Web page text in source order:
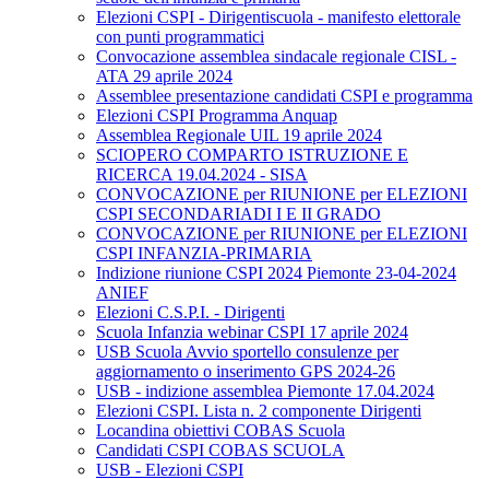
Elezioni CSPI - Dirigentiscuola - manifesto elettorale
con punti programmatici
Convocazione assemblea sindacale regionale CISL -
ATA 29 aprile 2024
Assemblee presentazione candidati CSPI e programma
Elezioni CSPI Programma Anquap
Assemblea Regionale UIL 19 aprile 2024
SCIOPERO COMPARTO ISTRUZIONE E
RICERCA 19.04.2024 - SISA
CONVOCAZIONE per RIUNIONE per ELEZIONI
CSPI SECONDARIADI I E II GRADO
CONVOCAZIONE per RIUNIONE per ELEZIONI
CSPI INFANZIA-PRIMARIA
Indizione riunione CSPI 2024 Piemonte 23-04-2024
ANIEF
Elezioni C.S.P.I. - Dirigenti
Scuola Infanzia webinar CSPI 17 aprile 2024
USB Scuola Avvio sportello consulenze per
aggiornamento o inserimento GPS 2024-26
USB - indizione assemblea Piemonte 17.04.2024
Elezioni CSPI. Lista n. 2 componente Dirigenti
Locandina obiettivi COBAS Scuola
Candidati CSPI COBAS SCUOLA
USB - Elezioni CSPI